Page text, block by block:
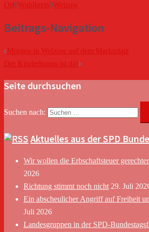
Ort0Wahlkreis0Welzow
Beitrags-Navigation
Morgen in Welzow auf dem Marktplatz
Der Kinderbonus ist da!
Seite durchsuchen
Suchen nach:
Aktuelles aus der SPD
Wir wollen die Erbschaftsteuer
2026
Richtung stimmt noch nicht 29. Juli
Ein abscheulicher Angriff auf Freiheit
Juli 2026
Landesgruppen in der SPD-